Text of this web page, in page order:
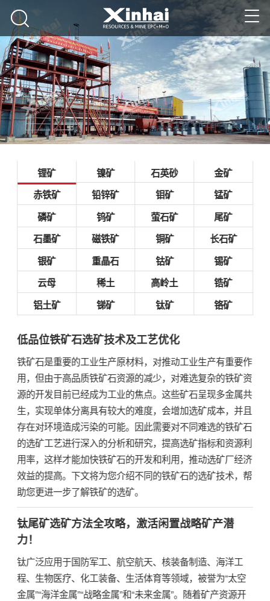
锂矿 镍矿 石英砂
金矿
赤铁矿
铅锌矿 钼矿
锰矿
磷矿
钨矿 萤石矿
尾矿
石墨矿
磁铁矿 铜矿
长石矿
银矿
重晶石 钴矿
锡矿
云母
稀土 高岭土
锆矿
铝土矿
锑矿 钛矿 铬矿
低品位铁矿石选矿技术及工艺优化
铁矿石是重要的工业生产原材料，对推动工业生产有重要作
用，但由于高品质铁矿石资源的减少，对难选复杂的铁矿资
源的开发目前已经成为工业的焦点。这些矿石呈现多金属共
生，实现单体分离具有较大的难度，会增加选矿成本，并且
存在对环境造成污染的可能。因此需要对不同难选的铁矿石
的选矿工艺进行深入的分析和研究，提高选矿指标和资源利
用率，这样才能加快铁矿石的开发和利用，推动选矿厂经济
效益的提高。下文将为您介绍不同的铁矿石的选矿技术，帮
助您更进一步了解铁矿的选矿。
钛尾矿选矿方法全攻略，激活闲置战略矿产潜
力！
钛广泛应用于国防军工、航空航天、核装备制造、海洋工
程、生物医疗、化工装备、生活体育等领域，被誉为“太空
金属”“海洋金属”“战略金属”和“未来金属”。随着矿产资源开